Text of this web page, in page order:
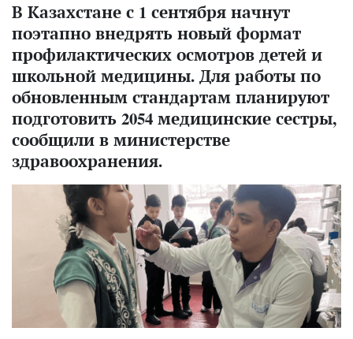
В Казахстане с 1 сентября начнут
поэтапно внедрять новый формат
профилактических осмотров детей и
школьной медицины. Для работы по
обновленным стандартам планируют
подготовить 2054 медицинские сестры,
сообщили в министерстве
здравоохранения.